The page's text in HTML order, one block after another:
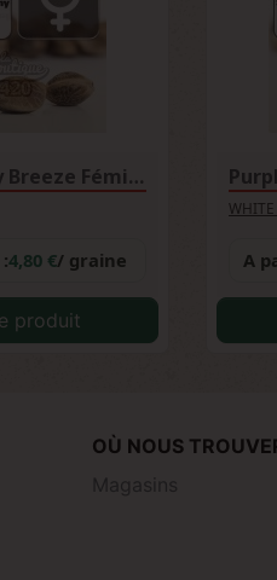
Sweet Berry Breeze Féminisée
4,80 €/ graine
produit
WHITE
A
OÙ NOUS